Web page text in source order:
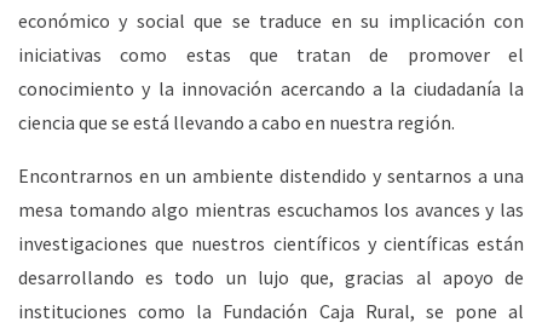
económico y social que se traduce en su implicación con
iniciativas como estas que tratan de promover el
conocimiento y la innovación acercando a la ciudadanía la
ciencia que se está llevando a cabo en nuestra región.
Encontrarnos en un ambiente distendido y sentarnos a una
mesa tomando algo mientras escuchamos los avances y las
investigaciones que nuestros científicos y científicas están
desarrollando es todo un lujo que, gracias al apoyo de
instituciones como la Fundación Caja Rural, se pone al